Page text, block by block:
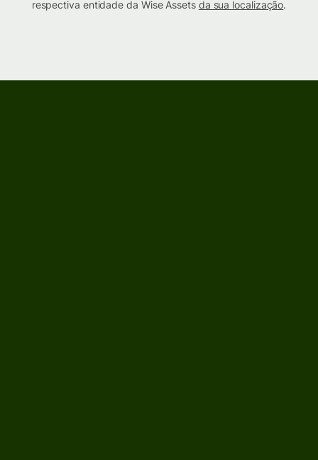
respectiva entidade da Wise Assets da sua localização.